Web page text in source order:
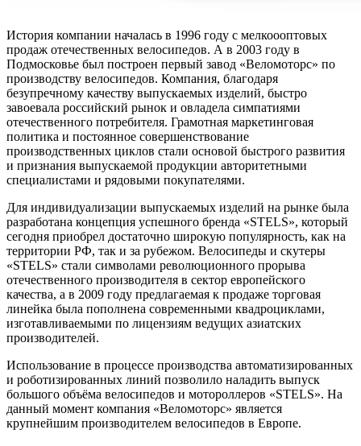
История компании началась в 1996 году с мелкоооптовых
продаж отечественных велосипедов. А в 2003 году в
Подмосковье был построен первый завод «Веломоторс» по
производству велосипедов. Компания, благодаря
безупречному качеству выпускаемых изделий, быстро
завоевала российский рынок и овладела симпатиями
отечественного потребителя. Грамотная маркетинговая
политика и постоянное совершенствование
производственных циклов стали основой быстрого развития
и признания выпускаемой продукции авторитетными
специалистами и рядовыми покупателями.
Для индивидуализации выпускаемых изделий на рынке была
разработана концепция успешного бренда «STELS», который
сегодня приобрел достаточно широкую популярность, как на
территории РФ, так и за рубежом. Велосипеды и скутеры
«STELS» стали символами революционного прорыва
отечественного производителя в сектор европейского
качества, а в 2009 году предлагаемая к продаже торговая
линейка была пополнена современными квадроциклами,
изготавливаемыми по лицензиям ведущих азиатских
производителей.
Использование в процессе производства автоматизированных
и роботизированных линий позволило наладить выпуск
большого объёма велосипедов и мотороллеров «STELS». На
данный момент компания «Веломоторс» является
крупнейшим производителем велосипедов в Европе.